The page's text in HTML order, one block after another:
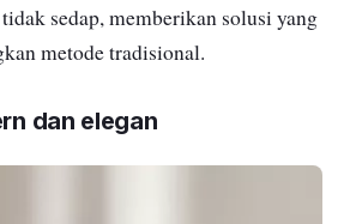
sedap, memberikan solusi yang
metode tradisional.
dan elegan